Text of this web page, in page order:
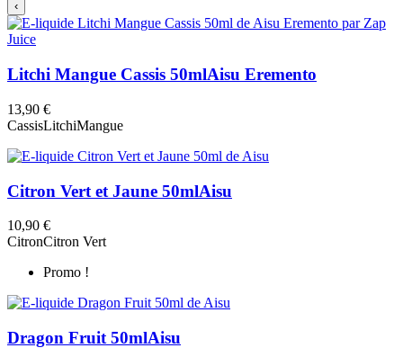
‹
Litchi Mangue Cassis 50mlAisu Eremento
13,90 €
CassisLitchiMangue
Citron Vert et Jaune 50mlAisu
10,90 €
CitronCitron Vert
Promo !
Dragon Fruit 50mlAisu